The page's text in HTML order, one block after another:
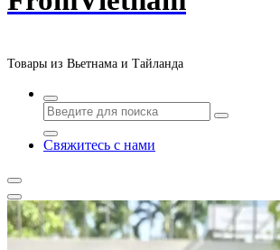
Товары из Вьетнама и Тайланда
Свяжитесь с нами